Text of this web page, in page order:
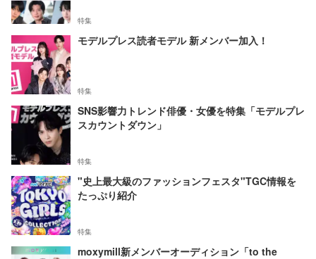
特集
モデルプレス読者モデル 新メンバー加入！
特集
SNS影響力トレンド俳優・女優を特集「モデルプレ
スカウントダウン」
特集
"史上最大級のファッションフェスタ"TGC情報を
たっぷり紹介
特集
moxymill新メンバーオーディション「to the